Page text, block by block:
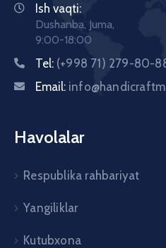
Ish vaqti:
Dushanba, Juma,
9:00-18:00
Tel: (+998 71) 279-80-
Email:
Havolalar
Respublika rahbariyat
Yangiliklar
Kutubxona